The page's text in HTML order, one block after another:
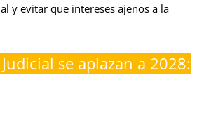
y evitar que intereses ajenos a la
se aplazan a 2028: